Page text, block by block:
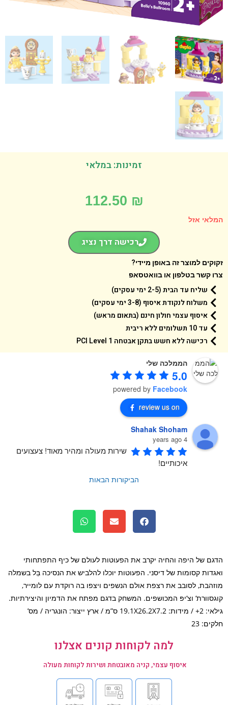
זמינות: במלאי
112.50
אזל
רכישה דרך נציג
למוצר זה באופן מיידי?
קשר בטלפון או בוואטסאפ
שליח עד הבית (2-5 ימי עסקים)
משלוח לנקודת איסוף (3-8 ימי עסקים)
איסוף עצמי חולון חינם (בתאום מראש)
עד 10 תשלומים ללא ריבית
רכישה ללא חשש בתקן אבטחה 1 PCI Level
הממלכה שלי
5.0
powered byFacebook
review us on
Shahak Shoham
4 years ago
שירות מעולה ומהיר מאוד! צעצועים
איכותיים!
הביקורות הבאות
של היפה והחיה יקרב את הפעוטות לעולם של כיף התפתחותי
קסומות של דיסני. הפעוטות יוכלו להלביש את הנסיכה בֵּל בשמלה
לסובב את רצפת אולם הנשפים ויצפו בה רוקדת עם לומייר,
וצ‘יפּ המכושפים. המשחק בדגם מפתח את הדמיון והיצירתיות.
גילאי: 2+ / מידות: 19.1X26.2X7.2 ס”מ / ארץ ייצור: הונגריה / מס’
23
למה לקוחות קונים אצלנו
איסוף עצמי, קניה מאובטחת ושירות לקוחות מעולה